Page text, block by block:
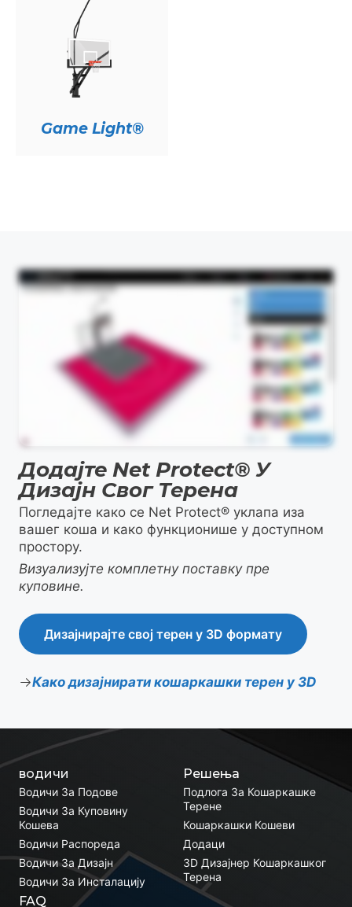
Game Light®
Овај видео визуелно приказује процес дизајна и не садржи говорни аудио.
Додајте Net Protect® У
Дизајн Свог Терена
Погледајте како се Net Protect® уклапа иза
вашег коша и како функционише у доступном
простору.
Визуализујте комплетну поставку пре
куповине.
Дизајнирајте свој терен у 3D формату
Како дизајнирати кошаркашки терен у 3D
Решења
Подлога За Кошаркашке
Терене
Кошаркашки Кошеви
Додаци
3D Дизајнер Кошаркашког
Терена
водичи
Водичи За Подове
Водичи За Куповину
Кошева
Водичи Распореда
Водичи За Дизајн
Водичи За Инсталацију
FAQ